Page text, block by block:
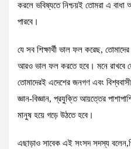
করলে ভবিষ্যতে নিশ্চয়ই তোমরা এ
পারবে।
যে সব শিক্ষার্থী ভাল ফল করেছ,
আরও ভাল ফল করতে হবে। মনে রাখবে
তোমাদেরই এদেশের জনগণ এবং
জ্ঞান-বিজ্ঞান, প্রযুক্তি আয়ত্তের
মানুষ হয়ে গড়ে উঠতে হবে।
এছাড়াও সাবেক এই সংসদ সদস্য